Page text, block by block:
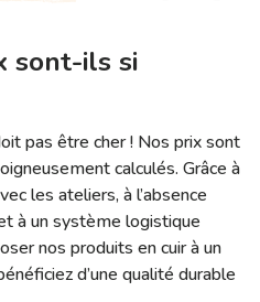
sont-ils si
pas être cher ! Nos prix sont
calculés. Grâce à
les ateliers, à l’absence
à un système logistique
nos produits en cuir à un
d’une qualité durable